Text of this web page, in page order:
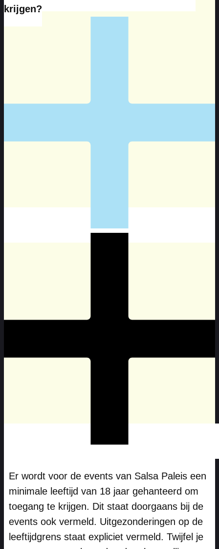
krijgen?
Er wordt voor de events van Salsa Paleis een
minimale leeftijd van 18 jaar gehanteerd om
toegang te krijgen. Dit staat doorgaans bij de
events ook vermeld. Uitgezonderingen op de
leeftijdgrens staat expliciet vermeld. Twijfel je